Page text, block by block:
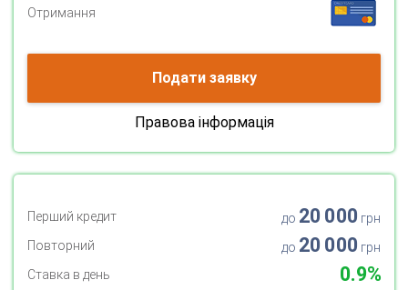
Отримання
Подати заявку
Правова інформація
Перший кредит до 20 000 грн
Повторний
до 20 000 грн
Ставка в день
0.9%